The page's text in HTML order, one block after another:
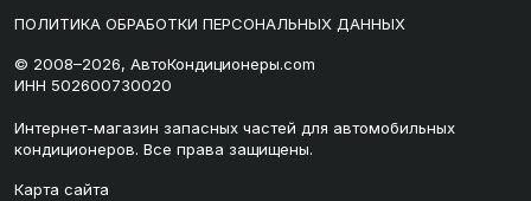
ПОЛИТИКА ОБРАБОТКИ ПЕРСОНАЛЬНЫХ ДАННЫХ
© 2008–2026, АвтоКондиционеры.com
ИНН 502600730020
Интернет-магазин запасных частей для автомобильных
кондиционеров. Все права защищены.
Карта сайта